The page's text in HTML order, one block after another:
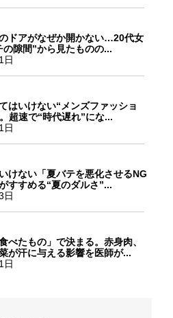
ドアがなぜか開かない…20代女
の隙間”から見たものの...
日
はいけない“メンズファッショ
超速で“時代遅れ”にな...
日
けない「夏バテを悪化させるNG
すすめる“夏のダルさ”...
日
べたもの」で決まる。赤身肉、
が汗に与える影響を医師が...
日